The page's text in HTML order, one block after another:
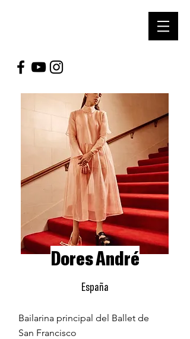
Dores André
España
Bailarina principal del Ballet de
San Francisco